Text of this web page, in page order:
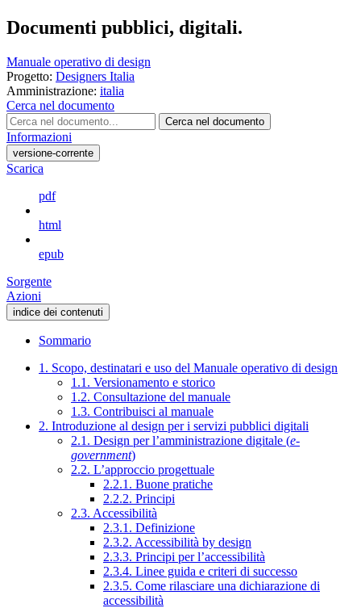
Documenti pubblici, digitali.
Manuale operativo di design
Progetto: Designers Italia
Amministrazione: italia
Cerca nel documento
Cerca nel documento
Informazioni
versione-corrente
Scarica
pdf
html
epub
Sorgente
Azioni
indice dei contenuti
Sommario
1. Scopo, destinatari e uso del Manuale operativo di design
1.1. Versionamento e storico
1.2. Consultazione del manuale
1.3. Contribuisci al manuale
2. Introduzione al design per i servizi pubblici digitali
2.1. Design per l’amministrazione digitale (e-
government)
2.2. L’approccio progettuale
2.2.1. Buone pratiche
2.2.2. Principi
2.3. Accessibilità
2.3.1. Definizione
2.3.2. Accessibilità by design
2.3.3. Principi per l’accessibilità
2.3.4. Linee guida e criteri di successo
2.3.5. Come rilasciare una dichiarazione di
accessibilità